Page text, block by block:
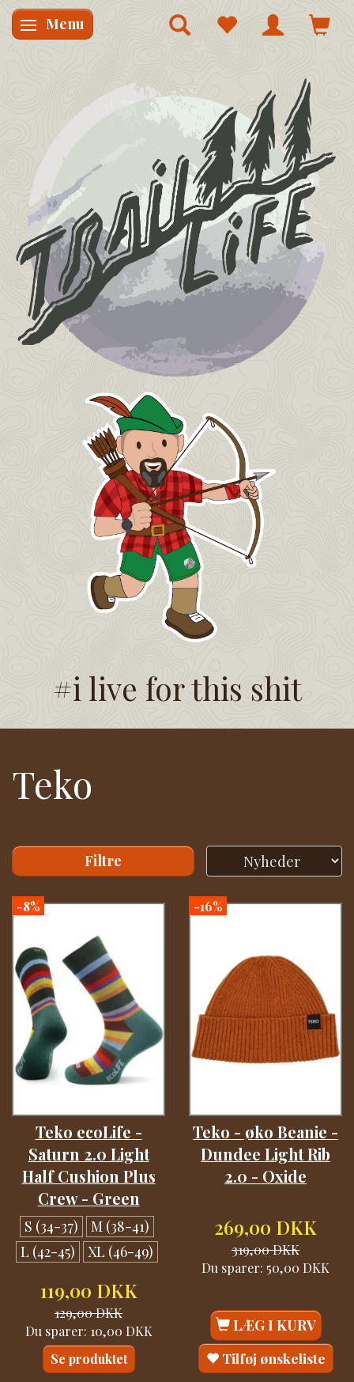
Skifte navigation
Menu
#i live for this shit
Teko
Filtre
-8%
Teko ecoLife -
Saturn 2.0 Light
Half Cushion Plus
Crew - Green
S (34-37)
M (38-41)
L (42-45)
XL (46-49)
119,00 DKK
129,00 DKK
Du sparer: 10,00 DKK
Se produktet
-16%
Teko - øko Beanie -
Dundee Light Rib
2.0 - Oxide
269,00 DKK
319,00 DKK
Du sparer: 50,00 DKK
LÆG I KURV
Tilføj ønskeliste